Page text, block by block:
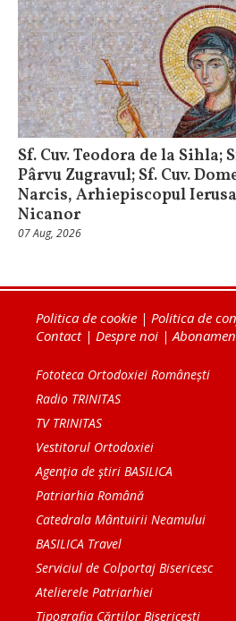
Sf. Cuv. Teodora de la Sihla;
Pârvu Zugravul; Sf. Cuv.
Narcis, Arhiepiscopul
Nicanor
07 Aug, 2026
Politica de cookie | Politica de
Contact| Despre noi |
Fototeca Ortodoxiei Românești
Radio TRINITAS
TV TRINITAS
Vestitorul Ortodoxiei
Agenţia de ştiri BASILICA
Patriarhia Română
Catedrala Mântuirii Neamului
BASILICA Travel
Serviciul de Colportaj Bisericesc
Atelierele Patriarhiei
Tipografia Cărţilor Bisericeşti